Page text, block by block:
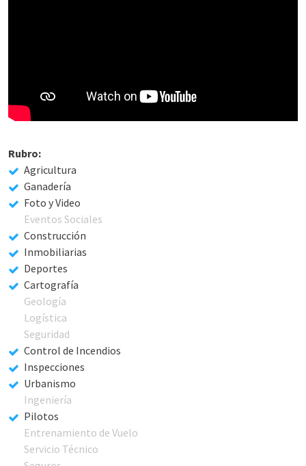
Rubro:
Agricultura
Ganadería
Foto y Video
Eventos Sociales
Construcción
Inmobiliarias
Deportes
Cartografía
Geología
Logística
Seguridad
Control de Incendios
Inspecciones
Urbanismo
Ingeniería
Pilotos
Entrenamiento de Vuelo
Servicio Técnico